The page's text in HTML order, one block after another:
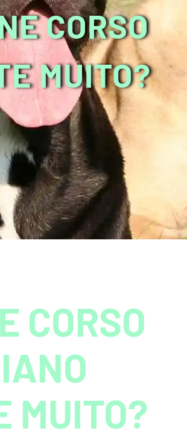
CORSO
MUITO?
CORSO
MUITO?